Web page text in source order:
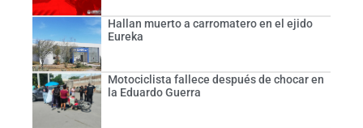
Hallan muerto a carromatero en el ejido
Eureka
Motociclista fallece después de chocar en
la Eduardo Guerra